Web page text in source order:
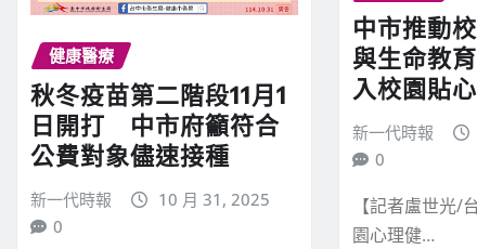
健康醫療
秋冬疫苗第二階段11月1
日開打 中市府籲符合
公費對象儘速接種
新一代時報
10 月 31, 2025
0
中市推動
與生命教
入校園貼
新一代時報
0
【記者盧世光/
園心理健…